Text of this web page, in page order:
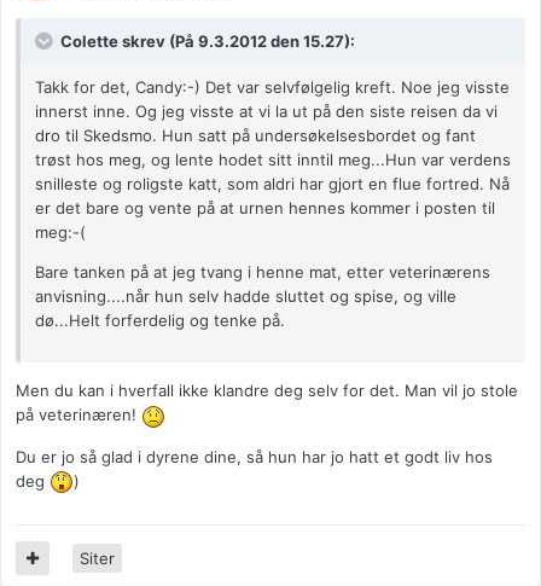
Colette skrev (På 9.3.2012 den 15.27):
Takk for det, Candy:-) Det var selvfølgelig kreft. Noe jeg visste
innerst inne. Og jeg visste at vi la ut på den siste reisen da vi
dro til Skedsmo. Hun satt på undersøkelsesbordet og fant
trøst hos meg, og lente hodet sitt inntil meg...Hun var verdens
snilleste og roligste katt, som aldri har gjort en flue fortred. Nå
er det bare og vente på at urnen hennes kommer i posten til
meg:-(
Bare tanken på at jeg tvang i henne mat, etter veterinærens
anvisning....når hun selv hadde sluttet og spise, og ville
dø...Helt forferdelig og tenke på.
Men du kan i hverfall ikke klandre deg selv for det. Man vil jo stole
på veterinæren!
Du er jo så glad i dyrene dine, så hun har jo hatt et godt liv hos
deg
)
Siter